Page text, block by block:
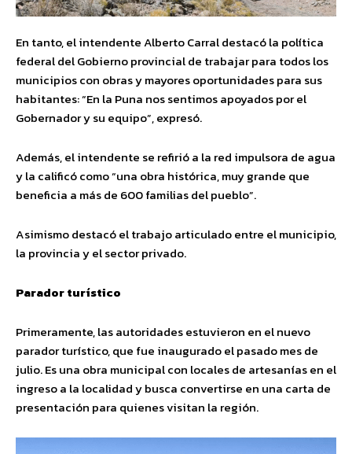
En tanto, el intendente Alberto Carral destacó la política
federal del Gobierno provincial de trabajar para todos los
municipios con obras y mayores oportunidades para sus
habitantes: “En la Puna nos sentimos apoyados por el
Gobernador y su equipo”, expresó.
Además, el intendente se refirió a la red impulsora de agua
y la calificó como “una obra histórica, muy grande que
beneficia a más de 600 familias del pueblo”.
Asimismo destacó el trabajo articulado entre el municipio,
la provincia y el sector privado.
Parador turístico
Primeramente, las autoridades estuvieron en el nuevo
parador turístico, que fue inaugurado el pasado mes de
julio. Es una obra municipal con locales de artesanías en el
ingreso a la localidad y busca convertirse en una carta de
presentación para quienes visitan la región.